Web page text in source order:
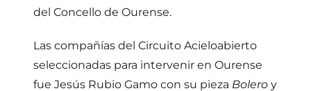
del Concello de Ourense.
Las compañías del Circuito Acieloabierto
seleccionadas para intervenir en Ourense
fue Jesús Rubio Gamo con su pieza Bolero y